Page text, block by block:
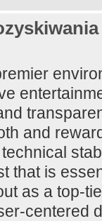
and
that is
as a top-
centered